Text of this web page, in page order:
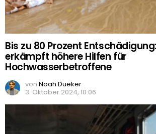
Bis zu 80 Prozent
erkämpft höhere Hilfen für
Hochwasserbetroffene
von Noah Dueker
3. Oktober 2024, 10:06